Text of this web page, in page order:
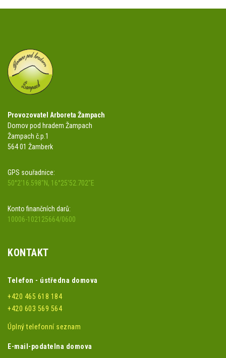
Provozovatel Arboreta Žampach
Domov pod hradem Žampach
Žampach č.p.1
564 01 Žamberk
GPS souřadnice:
50°2'16.598"N, 16°25'52.702"E
Konto finančních darů:
10006-102125664/0600
KONTAKT
Telefon - ústředna domova
+420 465 618 184
+420 603 569 564
Úplný telefonní seznam
E-mail-podatelna domova